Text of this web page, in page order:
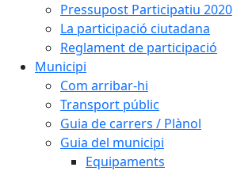
Pressupost Participatiu 2020
La participació ciutadana
Reglament de participació
Municipi
Com arribar-hi
Transport públic
Guia de carrers / Plànol
Guia del municipi
Equipaments